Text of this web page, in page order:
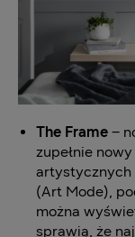
The Frame –
zupełnie
artystycznych
(Art Mode),
można
sprawią, że